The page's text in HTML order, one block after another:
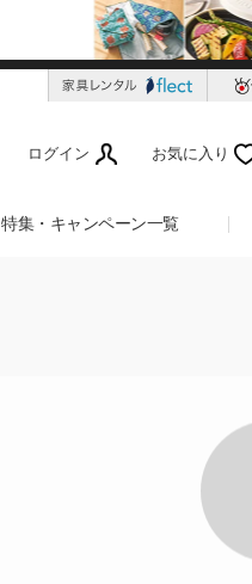
ログイン お気に入り
特集・キャンペーン一覧